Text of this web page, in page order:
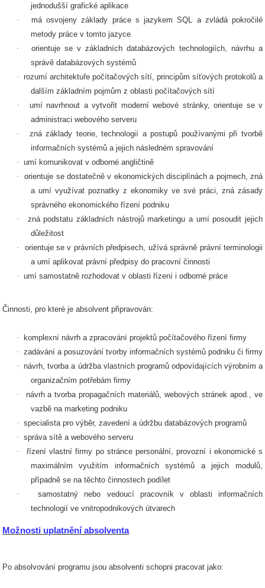
jednodušší grafické aplikace
·
má osvojeny základy práce s jazykem SQL a zvládá pokročilé
metody práce v tomto jazyce
·
orientuje se v základních databázových technologiích, návrhu a
správě databázových systémů
· rozumí architektuře počítačových sítí, principům síťových protokolů a
dalším základním pojmům z oblasti počítačových sítí
·
umí navrhnout a vytvořit moderní webové stránky, orientuje se v
administraci webového serveru
·
zná základy teorie, technologií a postupů používanými při tvorbě
informačních systémů a jejich následném spravování
· umí komunikovat v odborné angličtině
·
orientuje se dostatečně v ekonomických disciplínách a pojmech, zná
a umí využívat poznatky z ekonomiky ve své práci, zná zásady
správného ekonomického řízení podniku
·
zná podstatu základních nástrojů marketingu a umí posoudit jejich
důležitost
·
orientuje se v právních předpisech, užívá správně právní terminologii
a umí aplikovat právní předpisy do pracovní činnosti
· umí samostatně rozhodovat v oblasti řízení i odborné práce
Činnosti, pro které je absolvent připravován:
· komplexní návrh a zpracování projektů počítačového řízení firmy
· zadávání a posuzování tvorby informačních systémů podniku či firmy
·
návrh, tvorba a údržba vlastních programů odpovídajících výrobním a
organizačním potřebám firmy
·
návrh a tvorba propagačních materiálů, webových stránek apod., ve
vazbě na marketing podniku
· specialista pro výběr, zavedení a údržbu databázových programů
· správa sítě a webového serveru
·
řízení vlastní firmy po stránce personální, provozní i ekonomické s
maximálním využitím informačních systémů a jejich modulů,
případně se na těchto činnostech podílet
·
samostatný nebo vedoucí pracovník v oblasti informačních
technologií ve vnitropodnikových útvarech
Možnosti uplatnění absolventa
Po absolvování programu jsou absolventi schopni pracovat jako: